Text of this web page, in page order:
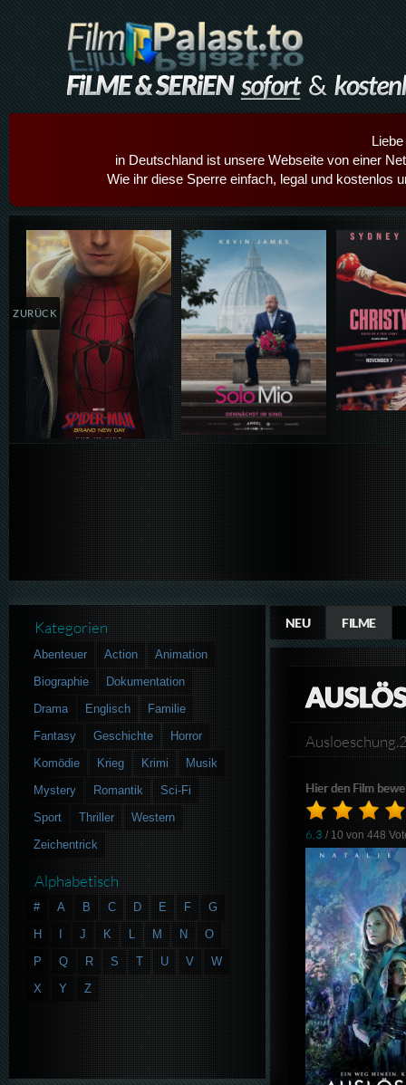
in Deutschland ist unsere Webseite von einer
Wie ihr diese Sperre einfach, legal und kostenlos
Details,Play Details,Play
ZURÜCK
NEU FILME
Hier den Film
6.3 / 10 von448
Kategorien
Abenteuer Action
Animation
Biographie
Dokumentation
Drama
Englisch
Familie
Fantasy
Geschichte
Horror
Komödie
Krieg Krimi
Musik
Mystery
Romantik
Sci-Fi
Sport
Thriller
Western
Zeichentrick
Alphabetisch
# A B C D E F
G
H
J K L M N
O
P
Q R S T U V
W
X
Y Z